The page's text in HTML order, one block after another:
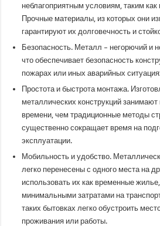
неблагоприятным условиям, таким как
Прочные материалы, из которых они
гарантируют их долговечность и
Безопасность. Металл – негорючий и
что обеспечивает безопасность
пожарах или иных аварийных
Простота и быстрота монтажа.
металлических конструкций
времени, чем традиционные методы
существенно сокращает время на
эксплуатации.
Мобильность и удобство.
легко перенесены с одного места на
использовать их как временные
минимальными затратами на
таких бытовках легко обустроить
проживания или работы.